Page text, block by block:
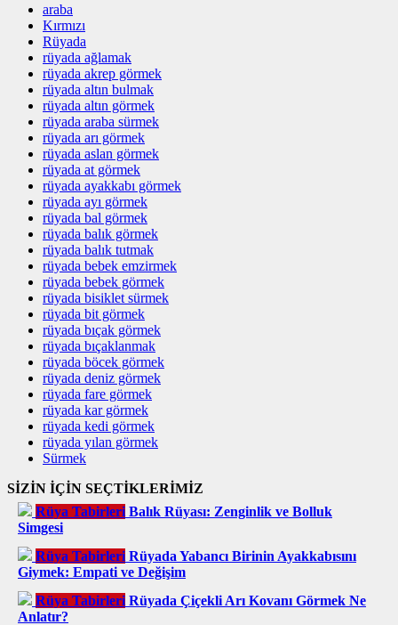
araba
Kırmızı
Rüyada
rüyada ağlamak
rüyada akrep görmek
rüyada altın bulmak
rüyada altın görmek
rüyada araba sürmek
rüyada arı görmek
rüyada aslan görmek
rüyada at görmek
rüyada ayakkabı görmek
rüyada ayı görmek
rüyada bal görmek
rüyada balık görmek
rüyada balık tutmak
rüyada bebek emzirmek
rüyada bebek görmek
rüyada bisiklet sürmek
rüyada bit görmek
rüyada bıçak görmek
rüyada bıçaklanmak
rüyada böcek görmek
rüyada deniz görmek
rüyada fare görmek
rüyada kar görmek
rüyada kedi görmek
rüyada yılan görmek
Sürmek
SİZİN İÇİN SEÇTİKLERİMİZ
Rüya Tabirleri Balık Rüyası: Zenginlik ve Bolluk
Simgesi
Rüya Tabirleri Rüyada Yabancı Birinin Ayakkabısını
Giymek: Empati ve Değişim
Rüya Tabirleri Rüyada Çiçekli Arı Kovanı Görmek Ne
Anlatır?